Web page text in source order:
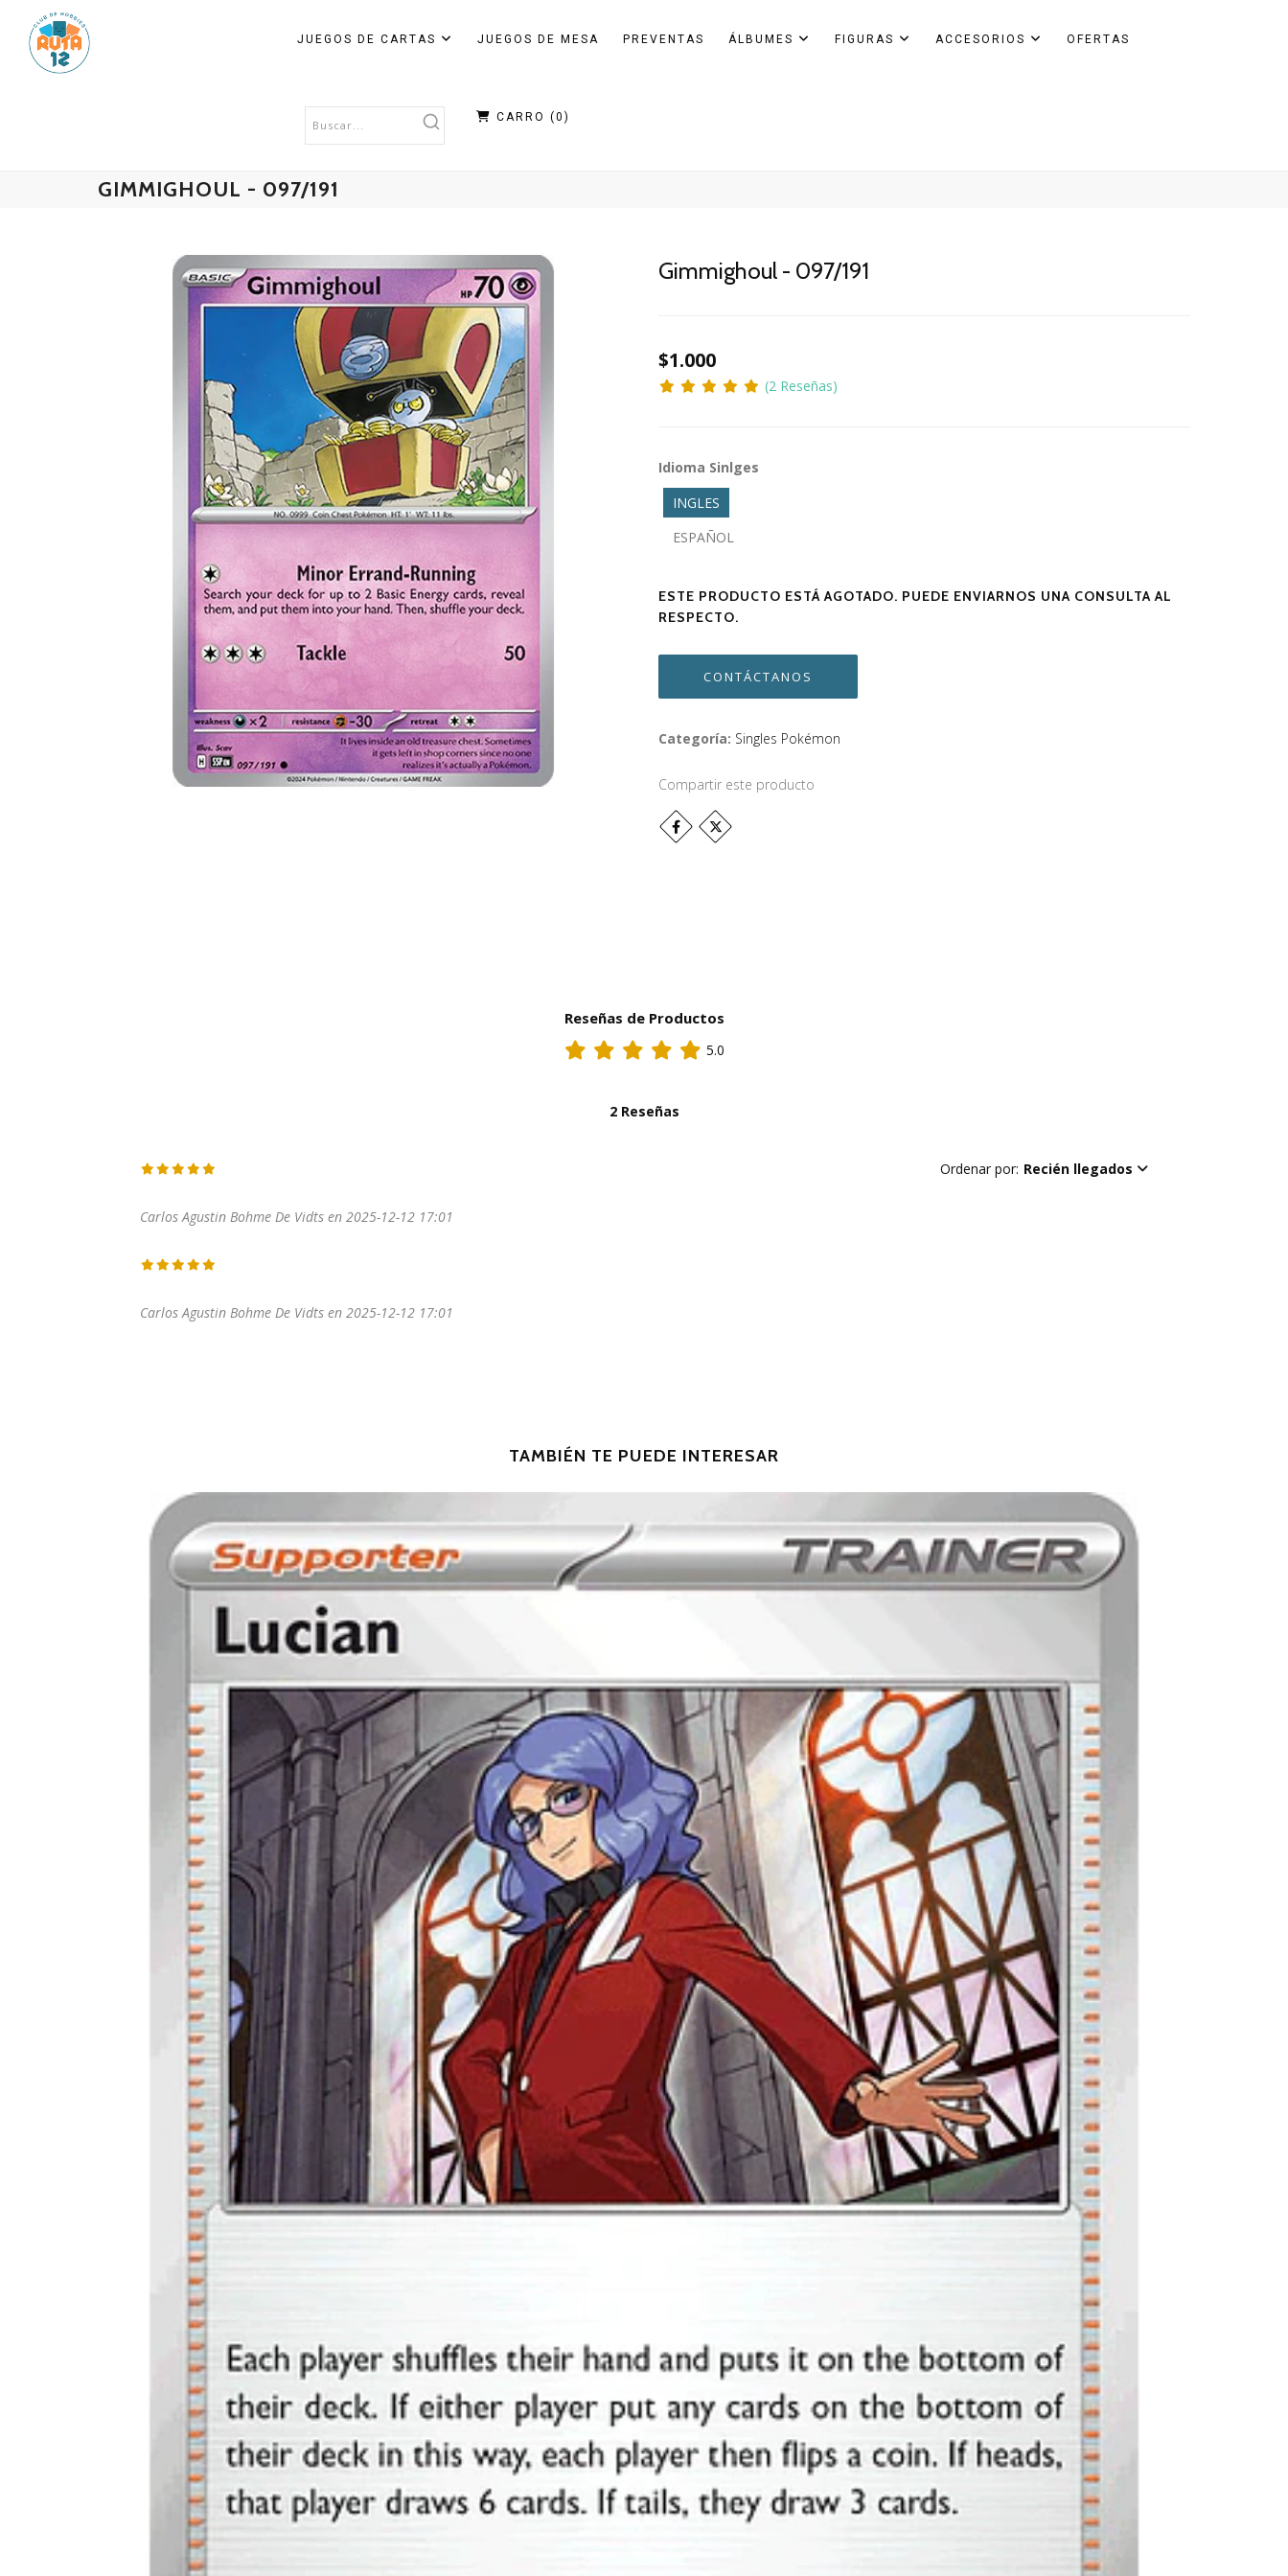
JUEGOS DE CARTAS JUEGOS DE MESA PREVENTAS ÁLBUMES FIGURAS ACCESORIOS OFERTAS
CARRO (0 )
GIMMIGHOUL - 097/191
Gimmighoul - 097/191
$1.000
(2 Reseñas)
Idioma Sinlges
INGLES
ESPAÑOL
ESTE PRODUCTO ESTÁ AGOTADO. PUEDE ENVIARNOS UNA CONSULTA AL
RESPECTO.
CONTÁCTANOS
Categoría: Singles Pokémon
Compartir este producto
Reseñas de Productos
5.0
2 Reseñas
Ordenar por: Recién llegados
Carlos Agustin Bohme De Vidts en 2025-12-12 17:01
Carlos Agustin Bohme De Vidts en 2025-12-12 17:01
TAMBIÉN TE PUEDE INTERESAR